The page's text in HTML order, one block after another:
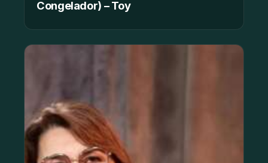
Congelador) – Toy